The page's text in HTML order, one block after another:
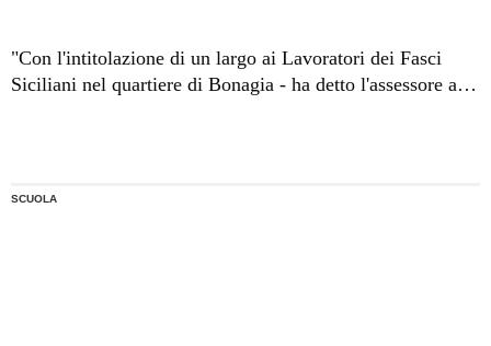
"Con l'intitolazione di un largo ai Lavoratori dei Fasci
Siciliani nel quartiere di Bonagia - ha detto l'assessore al
SCUOLA